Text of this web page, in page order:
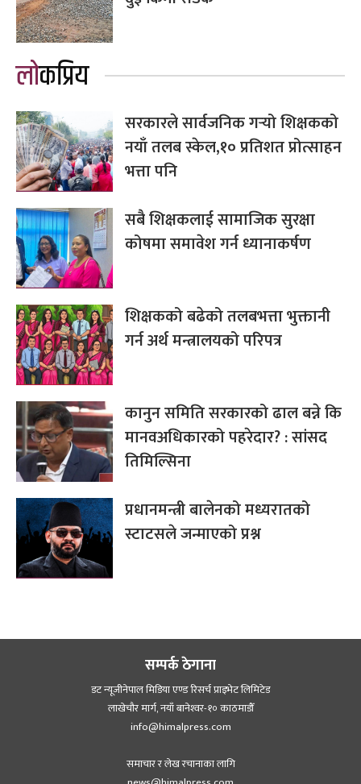
लोकप्रिय
सरकारले सार्वजनिक गर्‍यो शिक्षकको
नयाँ तलब स्केल,१० प्रतिशत प्रोत्साहन
भत्ता पनि
सबै शिक्षकलाई सामाजिक सुरक्षा
कोषमा समावेश गर्न ध्यानाकर्षण
शिक्षकको बढेको तलबभत्ता भुक्तानी
गर्न अर्थ मन्त्रालयको परिपत्र
कानुन समिति सरकारको ढाल बन्ने कि
मानवअधिकारको पहरेदार? : सांसद
तिमिल्सिना
प्रधानमन्त्री बालेनको मध्यरातको
स्टाटसले जन्माएको प्रश्न
सम्पर्क ठेगाना
डट न्यूजीनेपाल मिडिया एण्ड रिसर्च प्राइभेट लिमिटेड
लाखेचौर मार्ग, नयाँ बानेश्‍वर-१० काठमाडौँ
info@himalpress.com
समाचार र लेख रचानाका लागि